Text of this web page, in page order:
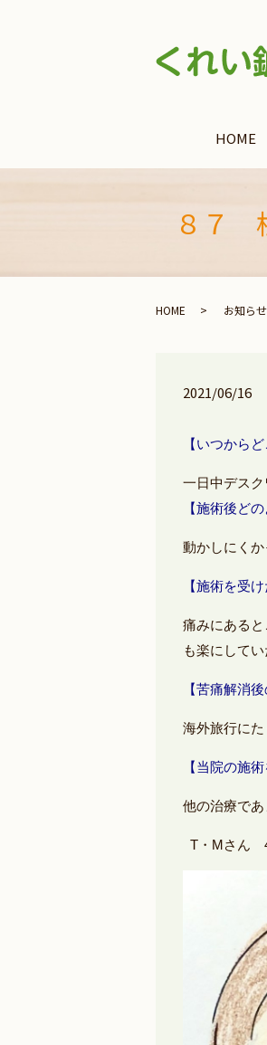
HOME
８７
HOME お知らせ
2021/06/16
【いつから
一日中デス
【施術後ど
動かしにく
【施術を受
痛みにある
も楽にしてい
【苦痛解消
海外旅行に
【当院の施
他の治療であ
T・Mさん